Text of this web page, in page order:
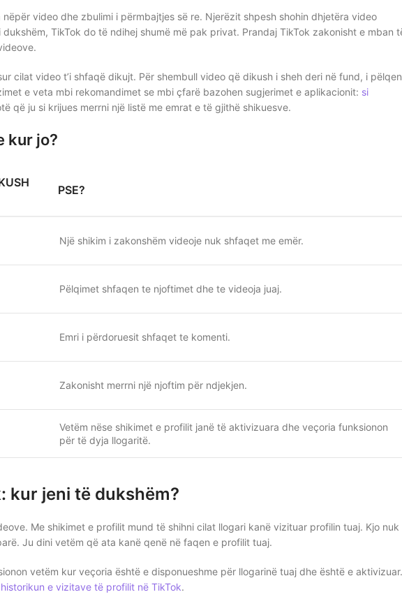
video dhe zbulimi i përmbajtjes së re. Njerëzit shpesh shohin dhjetëra video
TikTok do të ndihej shumë më pak privat. Prandaj TikTok zakonisht e mban
cilat video t’i shfaqë dikujt. Për shembull video që dikush i sheh deri në fund, i
e veta mbi rekomandimet se mbi çfarë bazohen sugjerimet e aplikacionit: si
që ju si krijues merrni një listë me emrat e të gjithë shikuesve.
kur jo?
PSE?
Një shikim i zakonshëm videoje nuk shfaqet me emër.
Pëlqimet shfaqen te njoftimet dhe te videoja juaj.
Emri i përdoruesit shfaqet te komenti.
Zakonisht merrni një njoftim për ndjekjen.
Vetëm nëse shikimet e profilit janë të aktivizuara dhe veçoria funksionon
për të dyja llogaritë.
kur jeni të dukshëm?
Me shikimet e profilit mund të shihni cilat llogari kanë vizituar profilin tuaj. Kjo nuk
Ju dini vetëm që ata kanë qenë në faqen e profilit tuaj.
vetëm kur veçoria është e disponueshme për llogarinë tuaj dhe është e aktivizuar.
historikun e vizitave të profilit në TikTok.